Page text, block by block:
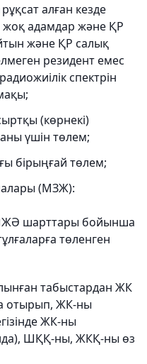
алған кезде
жоқ адамдар және ҚР
және ҚР салық
резидент емес
спектрін
(көрнекі)
үшін төлем;
бірыңғай төлем;
(МЗЖ):
шарттары бойынша
төленген
табыстардан ЖК
отырып, ЖК-ны
ЖК-ны
ШҚҚ-ны, ЖКҚ-ны өз